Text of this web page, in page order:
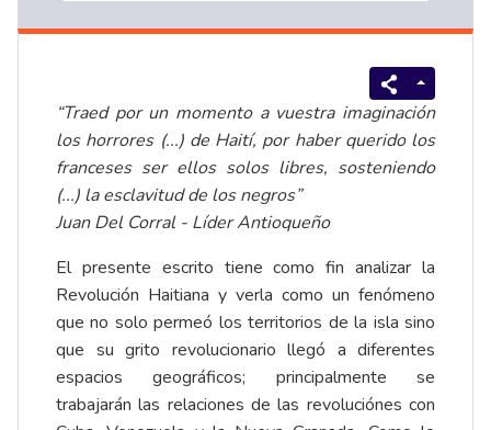
“Traed por un momento a vuestra imaginación
los horrores (...) de Haití, por haber querido los
franceses ser ellos solos libres, sosteniendo
(...) la esclavitud de los negros”
Juan Del Corral - Líder Antioqueño
El presente escrito tiene como fin analizar la
Revolución Haitiana y verla como un fenómeno
que no solo permeó los territorios de la isla sino
que su grito revolucionario llegó a diferentes
espacios geográficos; principalmente se
trabajarán las relaciones de las revoluciónes con